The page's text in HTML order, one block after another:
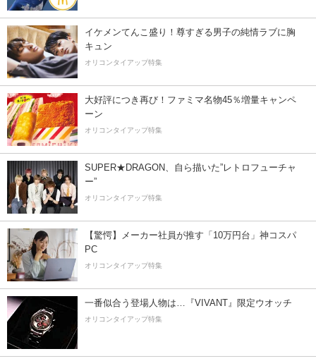
イケメンてんこ盛り！尊すぎる男子の純情ラブに胸
キュン
オリコンタイアップ特集
大好評につき再び！ファミマ名物45％増量キャンペ
ーン
オリコンタイアップ特集
SUPER★DRAGON、自ら描いた”レトロフューチャ
ー”
オリコンタイアップ特集
【驚愕】メーカー社員が推す「10万円台」神コスパ
PC
オリコンタイアップ特集
一番似合う登場人物は…『VIVANT』限定ウオッチ
オリコンタイアップ特集